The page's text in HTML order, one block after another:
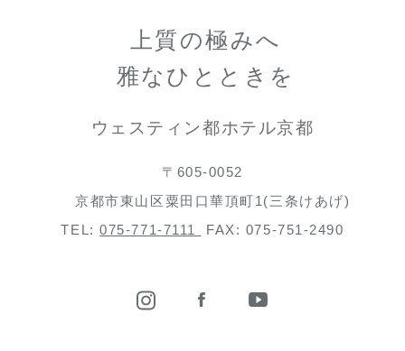
上質の極みへ
雅なひとときを
ウェスティン都ホテル京都
〒605-0052
京都市東山区粟田口華頂町1(三条けあげ)
TEL:075-771-7111 FAX: 075-751-2490